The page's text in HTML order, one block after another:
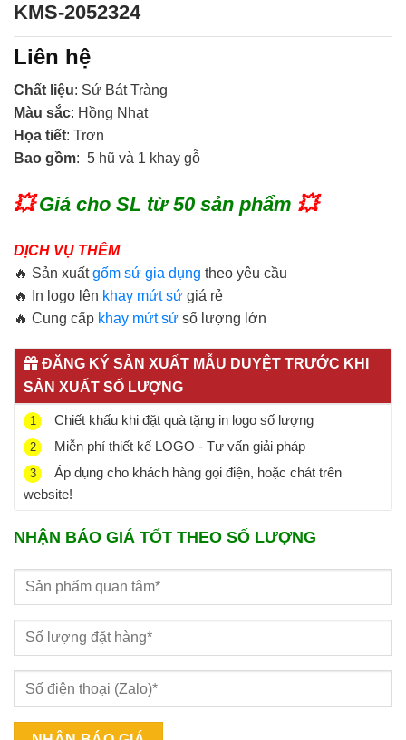
KMS-2052324
Liên hệ
Chất liệu: Sứ Bát Tràng
Màu sắc: Hồng Nhạt
Họa tiết: Trơn
Bao gồm: 5 hũ và 1 khay gỗ
💥Giá cho SL từ 50 sản phẩm 💥
DỊCH VỤ THÊM
🔥 Sản xuấtgốm sứ gia dụng theo yêu cầu
🔥 In logo lên khay mứt sứ giá rẻ
🔥 Cung cấp khay mứt sứ số lượng lớn
ĐĂNG KÝ SẢN XUẤT MẪU DUYỆT TRƯỚC KHI
SẢN XUẤT SỐ LƯỢNG
1 Chiết khấu khi đặt quà tặng in logo số lượng
2 Miễn phí thiết kế LOGO - Tư vấn giải pháp
3
Áp dụng cho khách hàng gọi điện, hoặc chát trên
website!
NHẬN BÁO GIÁ TỐT THEO SỐ LƯỢNG